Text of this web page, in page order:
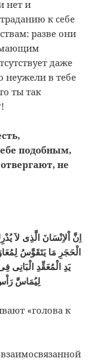
нет и
к себе
разве они
даже
неужели в тебе
ты так
подобным,
не
اِنَّ اْلاِنْسَانَ الَّذِى لاَ
الْحَجَرِ مَا يَتَقَوَّسُ
يَدِ الْمُعَقِّدِ
لِيُمَاسَّ
«голова к